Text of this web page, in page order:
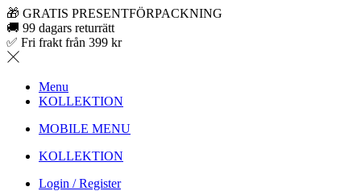
🎁 GRATIS PRESENTFÖRPACKNING
🚚 99 dagars returrätt
✅ Fri frakt från 399 kr
Menu
KOLLEKTION
MOBILE MENU
KOLLEKTION
Login / Register